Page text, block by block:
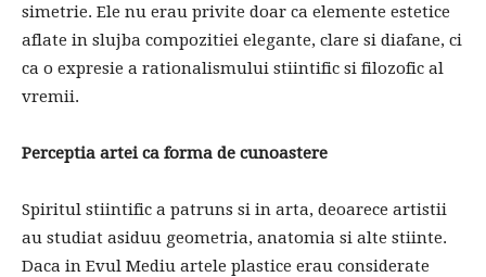
simetrie. Ele nu erau privite doar ca elemente estetice
aflate in slujba compozitiei elegante, clare si diafane, ci
ca o expresie a rationalismului stiintific si filozofic al
vremii.
Perceptia artei ca forma de cunoastere
Spiritul stiintific a patruns si in arta, deoarece artistii
au studiat asiduu geometria, anatomia si alte stiinte.
Daca in Evul Mediu artele plastice erau considerate